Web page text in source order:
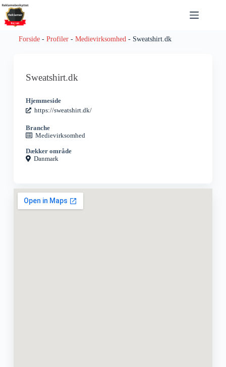
Forside- Profiler- Medievirksomhed- Sweatshirt.dk
Sweatshirt.dk
Hjemmeside
https://sweatshirt.dk/
Branche
Medievirksomhed
Dækker område
Danmark